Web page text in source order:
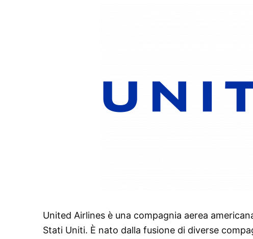
United Airlines è una compagnia aerea
Stati Uniti. È nato dalla fusione di diverse